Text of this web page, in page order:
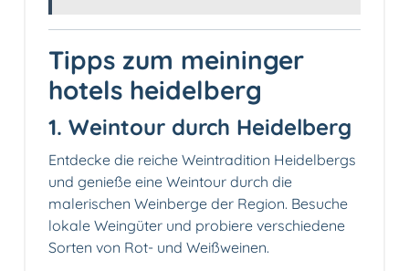
Tipps zum meininger
hotels heidelberg
1. Weintour durch Heidelberg
Entdecke die reiche Weintradition Heidelbergs
und genieße eine Weintour durch die
malerischen Weinberge der Region. Besuche
lokale Weingüter und probiere verschiedene
Sorten von Rot- und Weißweinen.